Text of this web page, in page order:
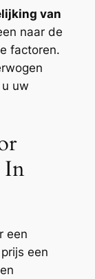
van
naar de
factoren.
uw
In
een
een